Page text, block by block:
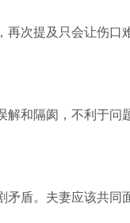
提及只会让伤口
隔阂，不利于问
。夫妻应该共同